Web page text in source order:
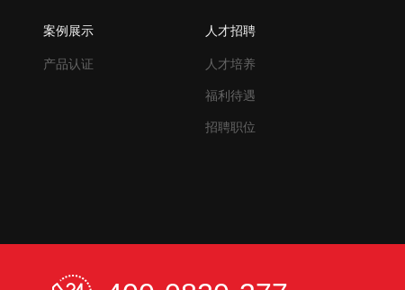
案例展示
产品认证
人才招聘
人才培养
福利待遇
招聘职位